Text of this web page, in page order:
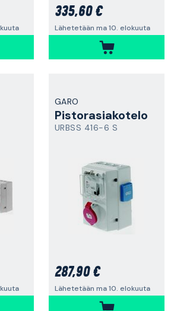
335,60 €
Lähetetään ma 10. elokuuta
GARO
Pistorasiakotelo
URBSS 416-6 S
287,90 €
Lähetetään ma 10. elokuuta